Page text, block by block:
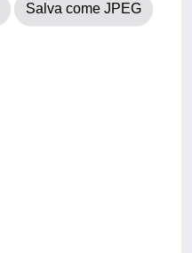
Salva come JPEG